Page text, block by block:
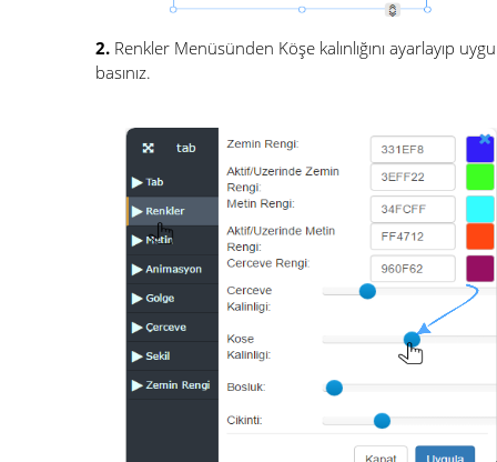
2. Renkler Menüsünden Köşe kalınlığını ayarlayıp
basınız.